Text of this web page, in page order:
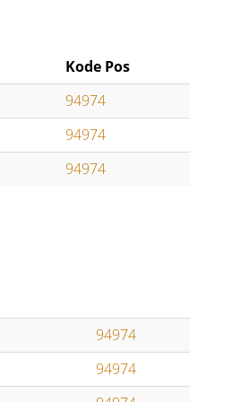
Kode Pos
94974
94974
94974
94974
94974